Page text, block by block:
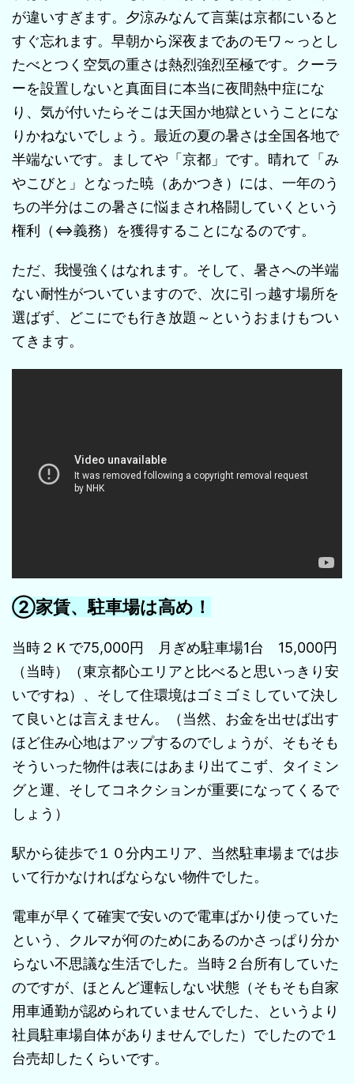
が違いすぎます。夕涼みなんて言葉は京都にいると
すぐ忘れます。早朝から深夜まであのモワ～っとし
たべとつく空気の重さは熱烈強烈至極です。クーラ
ーを設置しないと真面目に本当に夜間熱中症にな
り、気が付いたらそこは天国か地獄ということにな
りかねないでしょう。最近の夏の暑さは全国各地で
半端ないです。ましてや「京都」です。晴れて「み
やこびと」となった暁（あかつき）には、一年のう
ちの半分はこの暑さに悩まされ格闘していくという
権利（⇔義務）を獲得することになるのです。
ただ、我慢強くはなれます。そして、暑さへの半端
ない耐性がついていますので、次に引っ越す場所を
選ばず、どこにでも行き放題～というおまけもつい
てきます。
②家賃、駐車場は高め！
当時２Ｋで75,000円 月ぎめ駐車場1台 15,000円
（当時）（東京都心エリアと比べると思いっきり安
いですね）、そして住環境はゴミゴミしていて決し
て良いとは言えません。（当然、お金を出せば出す
ほど住み心地はアップするのでしょうが、そもそも
そういった物件は表にはあまり出てこず、タイミン
グと運、そしてコネクションが重要になってくるで
しょう）
駅から徒歩で１０分内エリア、当然駐車場までは歩
いて行かなければならない物件でした。
電車が早くて確実で安いので電車ばかり使っていた
という、クルマが何のためにあるのかさっぱり分か
らない不思議な生活でした。当時２台所有していた
のですが、ほとんど運転しない状態（そもそも自家
用車通勤が認められていませんでした、というより
社員駐車場自体がありませんでした）でしたので１
台売却したくらいです。